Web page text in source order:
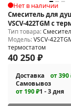
Нет в наличии
Смеситель для
VSCV-422TGM с
Тип товара:
Модель:VSCV-
термостатом
40 250 ₽
Доставка от 390
Самовывоз
от 190 ₽1 - 3 дня